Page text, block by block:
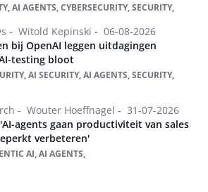
AI AGENTS, CYBERSECURITY, SECURITY,
- Witold Kepinski - 06-08-2026
bij OpenAI leggen uitdagingen
testing bloot
AI SECURITY, AI AGENTS, SECURITY,
- Wouter Hoeffnagel - 31-07-2026
agents gaan productiviteit van sales
verbeteren'
AI, AI AGENTS,